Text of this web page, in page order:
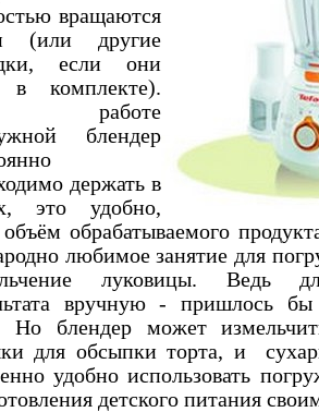
вращаются
(или другие
если они
в комплекте).
работе
блендер
держать в
это удобно,
обрабатываемого
любимое занятие для
луковицы. Ведь
вручную - пришлось бы
Но блендер может
для обсыпки торта, и
удобно использовать
детского питания